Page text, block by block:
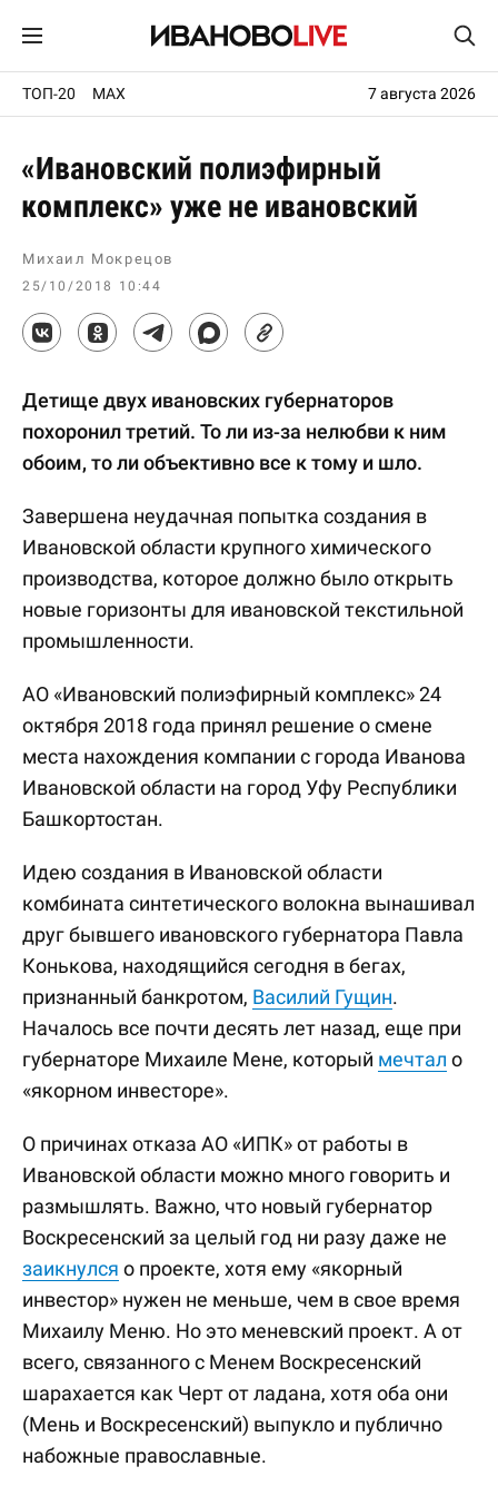
ТОП-20 MAX 7 августа 2026
«Ивановский полиэфирный
комплекс» уже не ивановский
Михаил Мокрецов
25/10/2018 10:44
Детище двух ивановских губернаторов
похоронил третий. То ли из-за нелюбви к ним
обоим, то ли объективно все к тому и шло.
Завершена неудачная попытка создания в
Ивановской области крупного химического
производства, которое должно было открыть
новые горизонты для ивановской текстильной
промышленности.
АО «Ивановский полиэфирный комплекс» 24
октября 2018 года принял решение о смене
места нахождения компании с города Иванова
Ивановской области на город Уфу Республики
Башкортостан.
Идею создания в Ивановской области
комбината синтетического волокна вынашивал
друг бывшего ивановского губернатора Павла
Конькова, находящийся сегодня в бегах,
признанный банкротом, Василий Гущин.
Началось все почти десять лет назад, еще при
губернаторе Михаиле Мене, который мечтал о
«якорном инвесторе».
О причинах отказа АО «ИПК» от работы в
Ивановской области можно много говорить и
размышлять. Важно, что новый губернатор
Воскресенский за целый год ни разу даже не
заикнулся о проекте, хотя ему «якорный
инвестор» нужен не меньше, чем в свое время
Михаилу Меню. Но это меневский проект. А от
всего, связанного с Менем Воскресенский
шарахается как Черт от ладана, хотя оба они
(Мень и Воскресенский) выпукло и публично
набожные православные.